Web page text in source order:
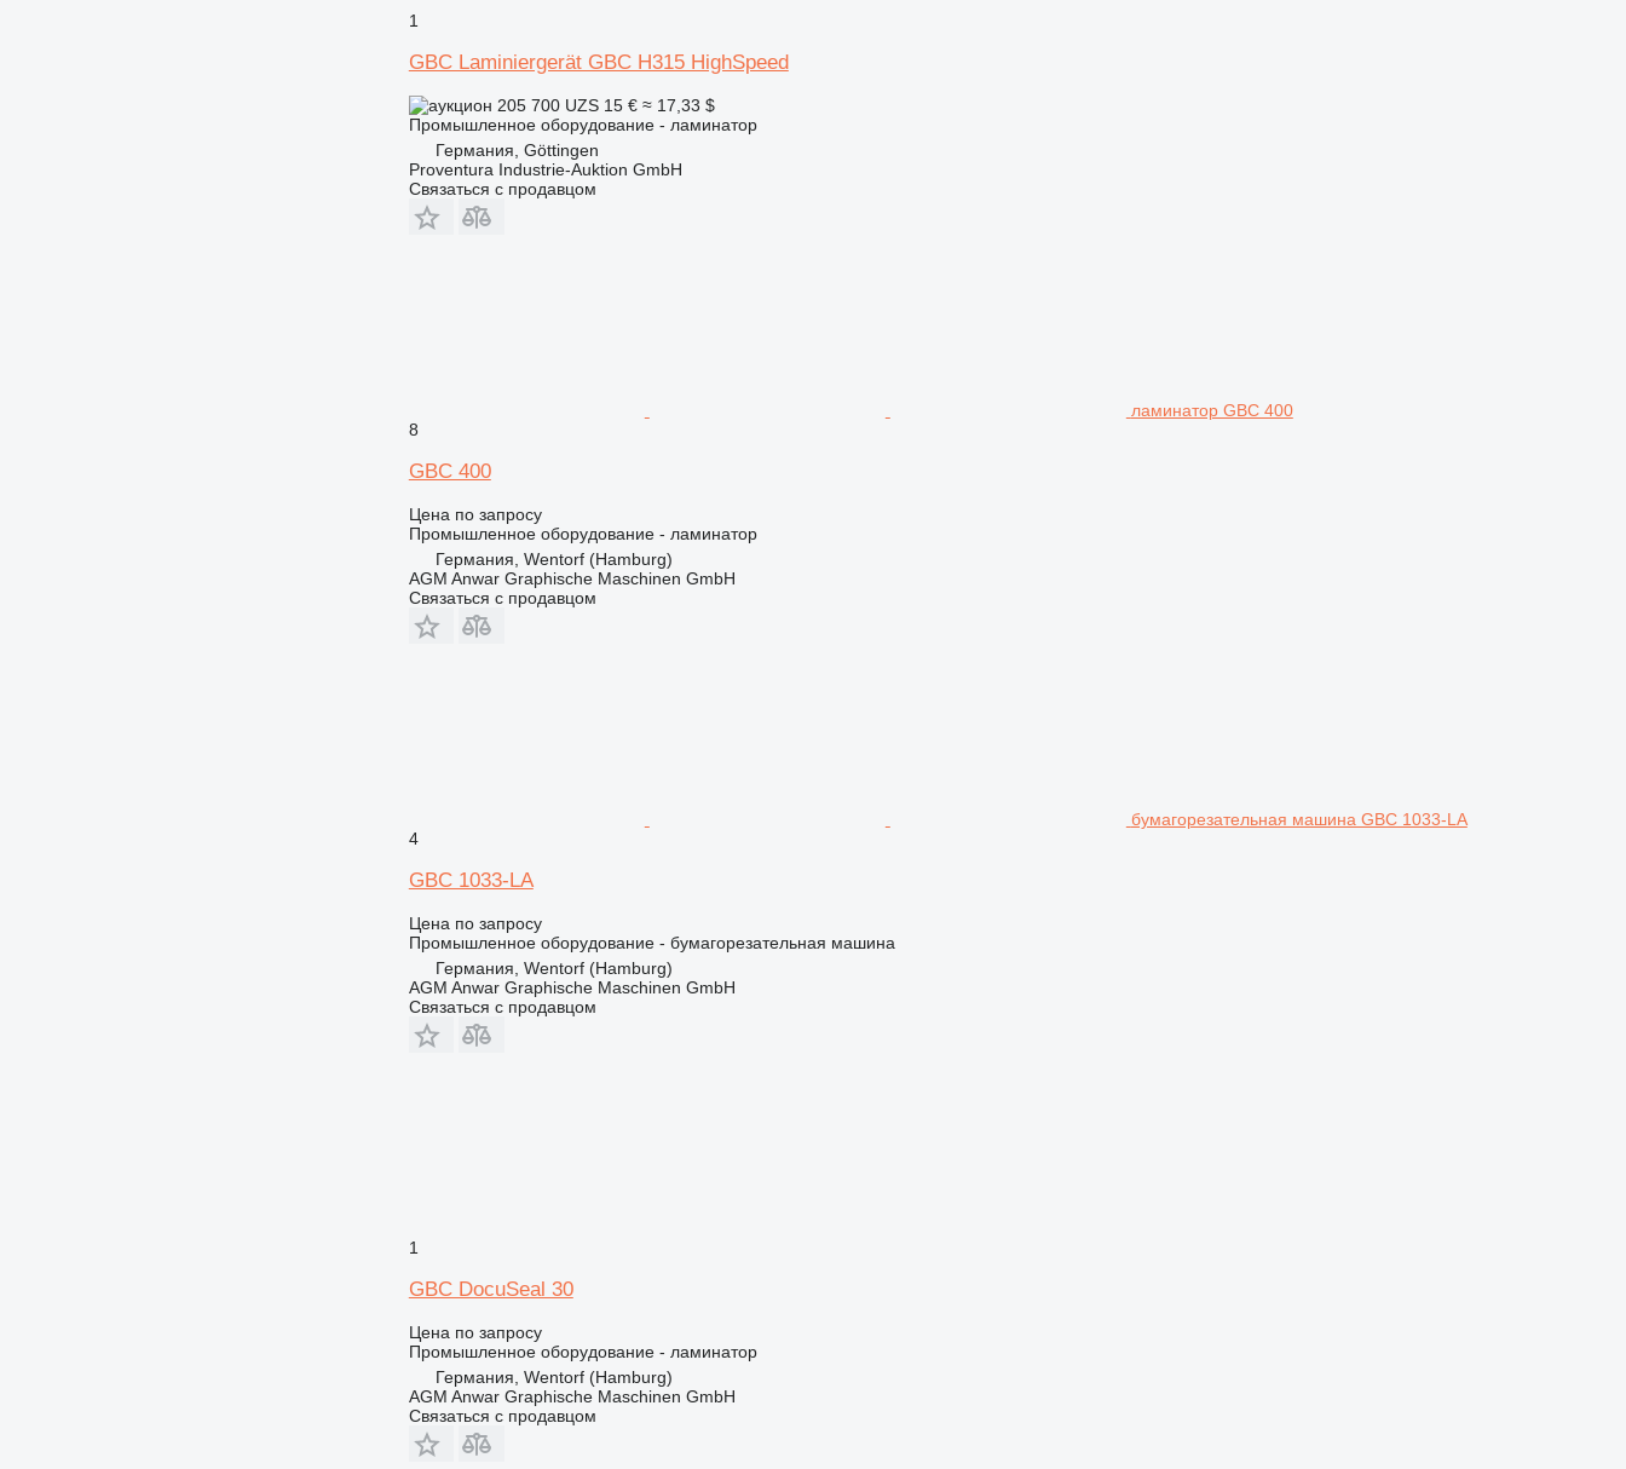
1
GBC Laminiergerät GBC H315 HighSpeed
205 700 UZS 15 € ≈ 17,33 $
Промышленное оборудование - ламинатор
Германия, Göttingen
Proventura Industrie-Auktion GmbH
Связаться с продавцом
ламинатор GBC 400
8
GBC 400
Цена по запросу
Промышленное оборудование - ламинатор
Германия, Wentorf (Hamburg)
AGM Anwar Graphische Maschinen GmbH
Связаться с продавцом
бумагорезательная машина GBC 1033-LA
4
GBC 1033-LA
Цена по запросу
Промышленное оборудование - бумагорезательная машина
Германия, Wentorf (Hamburg)
AGM Anwar Graphische Maschinen GmbH
Связаться с продавцом
1
GBC DocuSeal 30
Цена по запросу
Промышленное оборудование - ламинатор
Германия, Wentorf (Hamburg)
AGM Anwar Graphische Maschinen GmbH
Связаться с продавцом